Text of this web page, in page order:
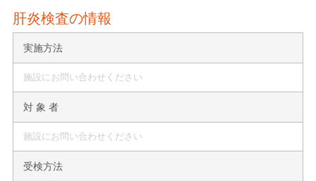
肝炎検査の情報
実施方法
施設にお問い合わせください
対 象 者
施設にお問い合わせください
受検方法